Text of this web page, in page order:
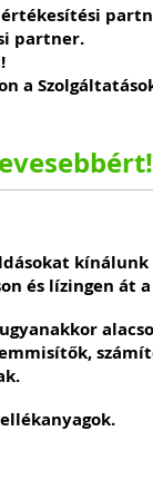
partner.
a
kínálunk
és lízingen át